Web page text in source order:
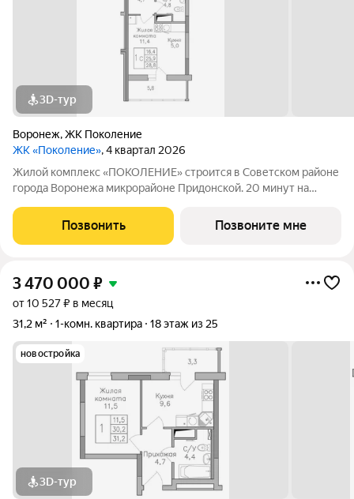
3D-тур
Воронеж,ЖК Поколение
ЖК «Поколение», 4 квартал 2026
Жилой комплекс «ПОКОЛЕНИЕ» строится в Советском районе
города Воронежа микрорайоне Придонской. 20 минут на
доступности. Активное благоустройство: спортивные
тренажеры, комфортные детские
Позвонить Позвоните мне
3 470 000 ₽
от 10 527 ₽ в месяц
31,2 м²
1-комн. квартира 18 этаж из 25
новостройка
3D-тур